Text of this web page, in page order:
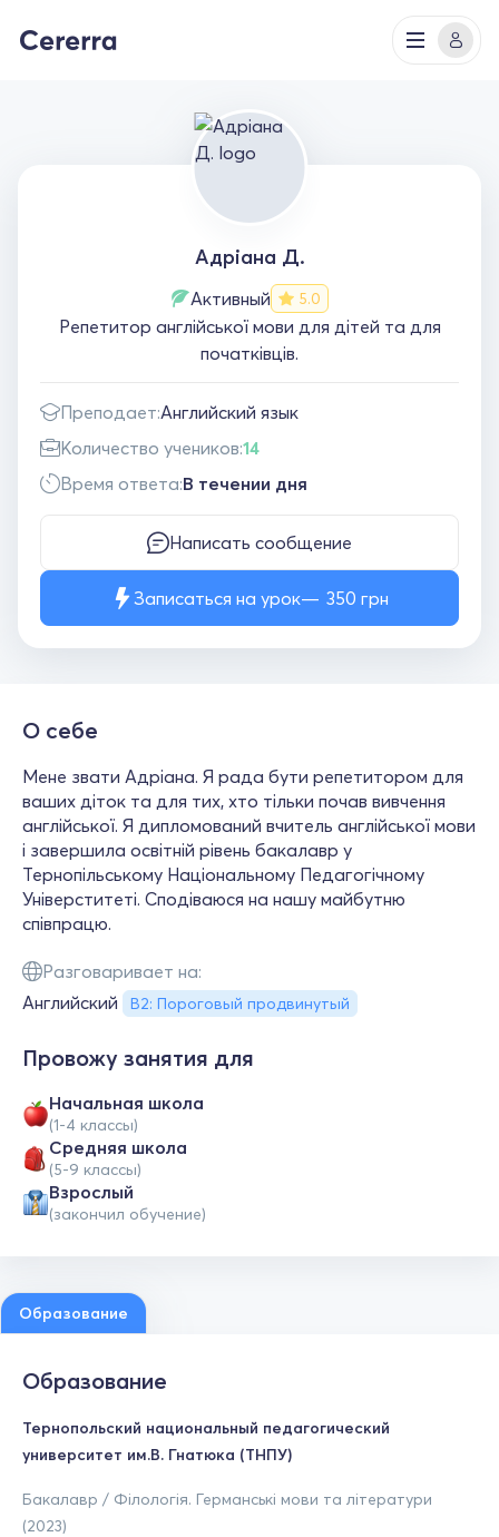
Адріана Д.
Активный 5.0
Репетитор англійської мови для дітей та для
початківців.
Преподает:Английский язык
Количество учеников:14
Время ответа:В течении дня
Написать сообщение
Записаться на урок 350 грн
О себе
Мене звати Адріана. Я рада бути репетитором для
ваших діток та для тих, хто тільки почав вивчення
англійської. Я дипломований вчитель англійської мови
і завершила освітній рівень бакалавр у
Тернопільському Національному Педагогічному
Універститеті. Сподіваюся на нашу майбутню
співпрацю.
Разговаривает на:
Английский
B2: Пороговый продвинутый
Провожу занятия для
Начальная школа
(1-4 классы)
Средняя школа
(5-9 классы)
Взрослый
(закончил обучение)
Образование
Образование
Тернопольский национальный педагогический
университет им.В. Гнатюка (ТНПУ)
Бакалавр / Філологія. Германські мови та літератури
(2023)